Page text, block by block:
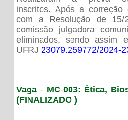
Realizaram a prova
inscritos. Após a
com a Resolução de 15/
comissão julgadora
eliminados, sendo assim
Vaga - MC-003: Ética,
(FINALIZADO )